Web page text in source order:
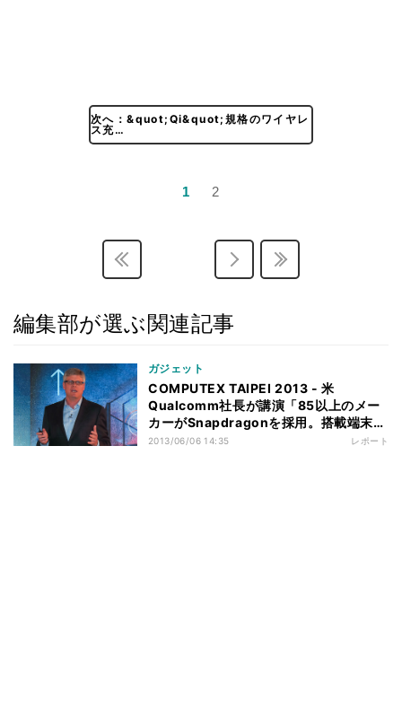
次へ：&quot;Qi&quot;規格のワイヤレ
ス充…
1 2
編集部が選ぶ関連記事
ガジェット
COMPUTEX TAIPEI 2013 - 米
Qualcomm社長が講演「85以上のメー
カーがSnapdragonを採用。搭載端末も
850種類以上に」
2013/06/06 14:35 レポート